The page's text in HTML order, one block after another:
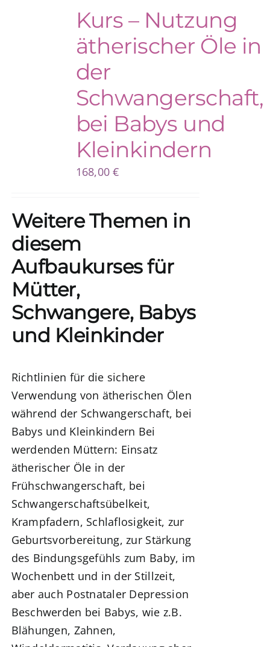
Kurs – Nutzung
ätherischer Öle in
der
Schwangerschaft,
bei Babys und
Kleinkindern
168,00€
Weitere Themen in
diesem
Aufbaukurses für
Mütter,
Schwangere, Babys
und Kleinkinder
Richtlinien für die sichere
Verwendung von ätherischen Ölen
während der Schwangerschaft, bei
Babys und Kleinkindern Bei
werdenden Müttern: Einsatz
ätherischer Öle in der
Frühschwangerschaft, bei
Schwangerschaftsübelkeit,
Krampfadern, Schlaflosigkeit, zur
Geburtsvorbereitung, zur Stärkung
des Bindungsgefühls zum Baby, im
Wochenbett und in der Stillzeit,
aber auch Postnataler Depression
Beschwerden bei Babys, wie z.B.
Blähungen, Zahnen,